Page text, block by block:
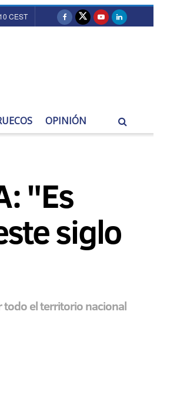
CEST
OPINIÓN
"Es
siglo
todo el territorio nacional